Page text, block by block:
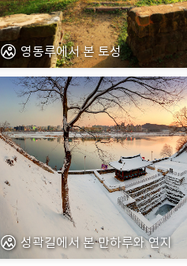
영동루에서 본 토성
성곽길에서 본 만하루와 연지